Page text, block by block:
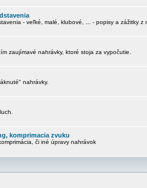
- veľké, malé, klubové, ... - popisy a zážitky z
zaujímavé nahrávky, ktoré stoja za vypočutie.
nahrávky.
komprimacia zvuku
či iné úpravy nahrávok